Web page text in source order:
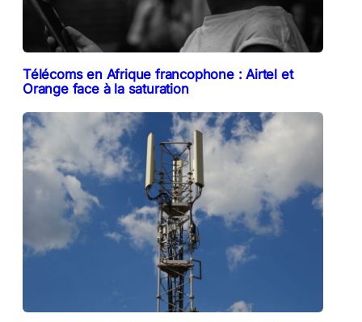
Télécoms en Afrique francophone : Airtel et
Orange face à la saturation